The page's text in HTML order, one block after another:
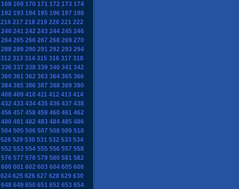
168 169 170 171 172 173 174
192 193 194 195 196 197 198
216 217 218 219 220 221 222
240 241 242 243 244 245 246
264 265 266 267 268 269 270
288 289 290 291 292 293 294
312 313 314 315 316 317 318
336 337 338 339 340 341 342
360 361 362 363 364 365 366
384 385 386 387 388 389 390
408 409 410 411 412 413 414
432 433 434 435 436 437 438
456 457 458 459 460 461 462
480 481 482 483 484 485 486
504 505 506 507 508 509 510
528 529 530 531 532 533 534
552 553 554 555 556 557 558
576 577 578 579 580 581 582
600 601 602 603 604 605 606
624 625 626 627 628 629 630
648 649 650 651 652 653 654